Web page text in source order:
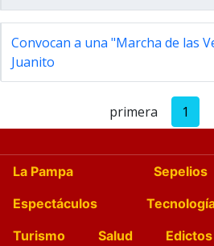
Convocan a una "Marcha de las
Juanito
primera 1
La Pampa Sepelios
Espectáculos
Turismo
Salud Edictos